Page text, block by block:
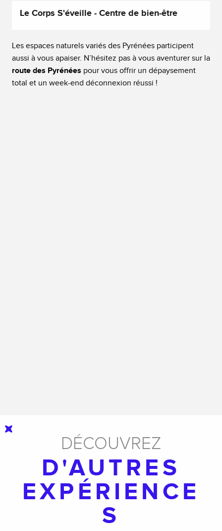
Le Corps S'éveille - Centre de bien-être
Les espaces naturels variés des Pyrénées participent
aussi à vous apaiser. N’hésitez pas à vous aventurer sur la
route des Pyrénées pour vous offrir un dépaysement
total et un week-end déconnexion réussi !
DÉCOUVREZ
D'AUTRES
EXPÉRIENCE
S